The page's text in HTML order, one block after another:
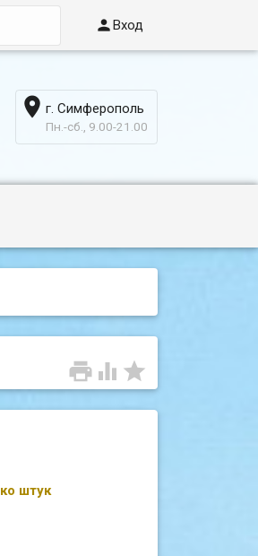
Вход
 г. Симферополь
Пн.-сб., 9.00-21.00
  
штук